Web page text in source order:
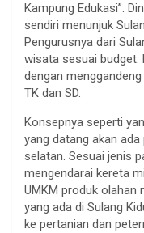
Kampung Edukasi”.
sendiri menunjuk
Pengurusnya dari
wisata sesuai budget.
dengan
TK dan SD.
Konsepnya seperti
yang datang akan
selatan. Sesuai jenis
mengendarai kereta
UMKM produk olahan
yang ada di Sulang
ke pertanian dan